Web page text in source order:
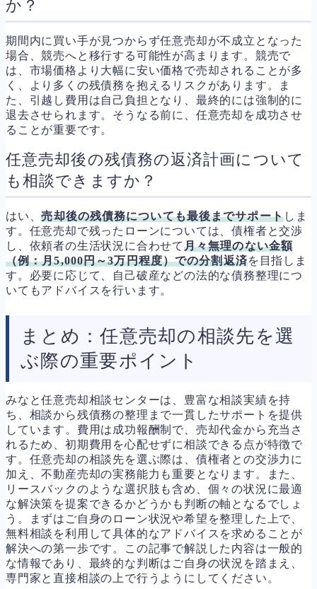
か？
期間内に買い手が見つからず任意売却が不成立となった
場合、競売へと移行する可能性が高まります。競売で
は、市場価格より大幅に安い価格で売却されることが多
く、より多くの残債務を抱えるリスクがあります。ま
た、引越し費用は自己負担となり、最終的には強制的に
退去させられます。そうなる前に、任意売却を成功させ
ることが重要です。
任意売却後の残債務の返済計画について
も相談できますか？
はい、売却後の残債務についても最後までサポートしま
す。任意売却で残ったローンについては、債権者と交渉
し、依頼者の生活状況に合わせて月々無理のない金額
（例：月5,000円～3万円程度）での分割返済を目指しま
す。必要に応じて、自己破産などの法的な債務整理につ
いてもアドバイスを行います。
まとめ：任意売却の相談先を選
ぶ際の重要ポイント
みなと任意売却相談センターは、豊富な相談実績を持
ち、相談から残債務の整理まで一貫したサポートを提供
しています。費用は成功報酬制で、売却代金から充当さ
れるため、初期費用を心配せずに相談できる点が特徴で
す。任意売却の相談先を選ぶ際は、債権者との交渉力に
加え、不動産売却の実務能力も重要となります。また、
リースバックのような選択肢も含め、個々の状況に最適
な解決策を提案できるかどうかも判断の軸となるでしょ
う。まずはご自身のローン状況や希望を整理した上で、
無料相談を利用して具体的なアドバイスを求めることが
解決への第一歩です。この記事で解説した内容は一般的
な情報であり、最終的な判断はご自身の状況を踏まえ、
専門家と直接相談の上で行うようにしてください。